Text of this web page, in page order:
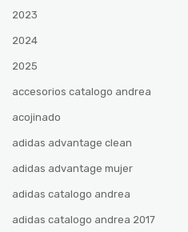
2023
2024
2025
accesorios catalogo andrea
acojinado
adidas advantage clean
adidas advantage mujer
adidas catalogo andrea
adidas catalogo andrea 2017